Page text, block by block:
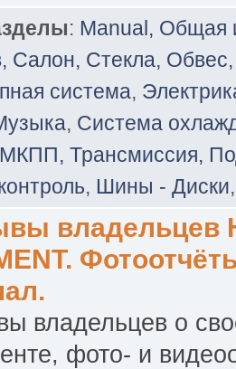
: Manual,
Салон, Стекла,
система,
, Система
Трансмиссия,
, Шины - Диски
владельцев
владельцев о
фото- и